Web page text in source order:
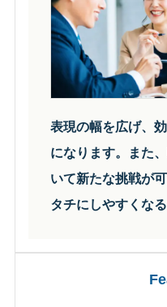
表現の幅を広げ、
になります。また
いて新たな挑戦が
タチにしやすくな